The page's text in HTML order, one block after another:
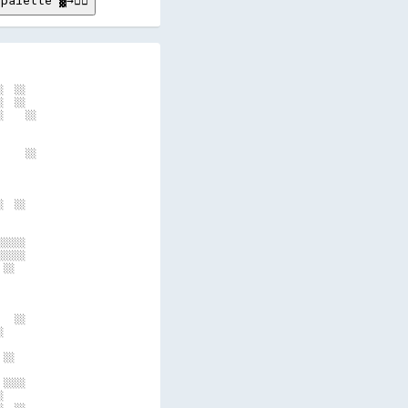
░░
░░░░
░░
░░
░░
░░
░░
░░
░░
░░░░
░░
░░
░░
░░
░░
░░
░░
░░
░░░░
░░░░
░░